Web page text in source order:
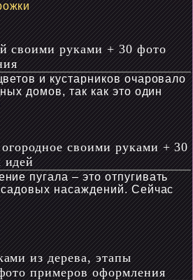
своими руками + 30 фото
и кустарников очаровало
домов, так как это один
своими руками + 30
идей
пугала – это отпугивать
насаждений. Сейчас
из дерева, этапы
примеров оформления